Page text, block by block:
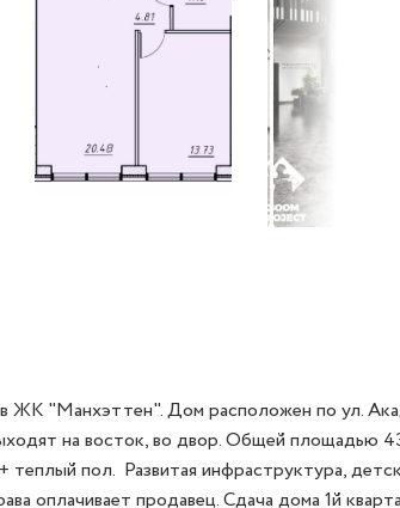
ЖК "Манхэттен". Дом расположен по ул.
на восток, во двор. Общей площадью
пол.  Развитая инфраструктура,
оплачивает продавец. Сдача дома 1й